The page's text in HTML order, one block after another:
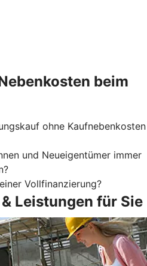
beim
ohne Kaufnebenkosten
und Neueigentümer immer
Vollfinanzierung?
Leistungen für Sie